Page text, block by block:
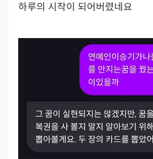
하루의 시작이 되어버렸네요